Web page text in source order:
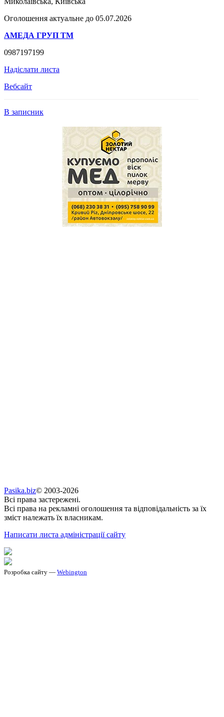
Оголошення актуальне до 05.07.2026
АМЕДА ГРУП ТМ
0987197199
Надіслати листа
Вебсайт
В записник
Pasika.biz© 2003-2026
Всі права застережені.
Всі права на рекламні оголошення та відповідальність за їх
зміст належать їх власникам.
Написати листа адміністрації сайту
Розробка сайту — Webington